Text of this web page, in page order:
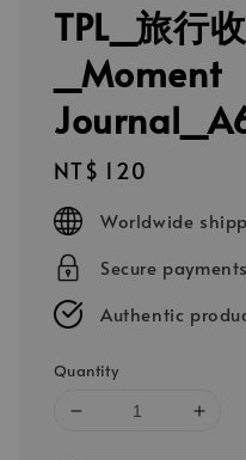
TPL_旅行
_Moment
Regular
price
NT$ 120
Worldwide
Secure payments
Authentic
Quantity